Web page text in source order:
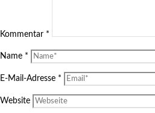
Kommentar *
Name *
E-Mail-Adresse *
Website